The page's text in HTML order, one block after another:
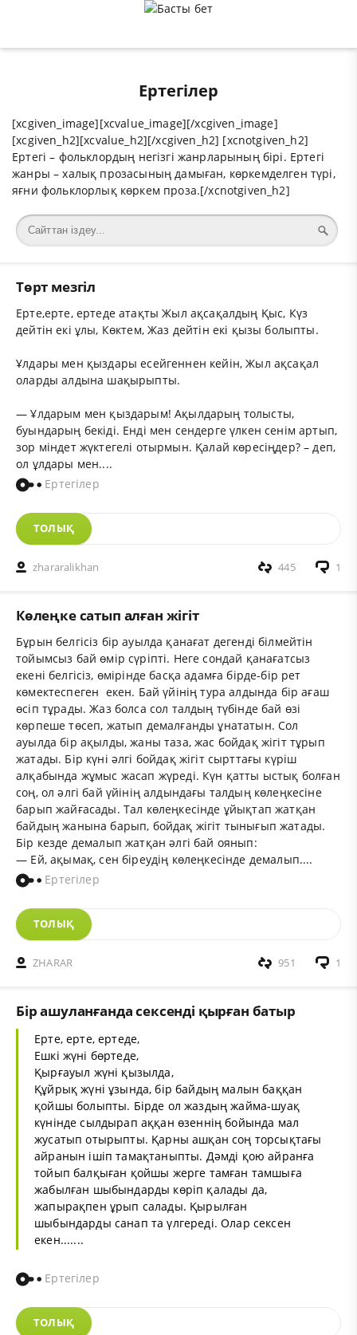
Ертегілер
[xcgiven_image][xcvalue_image][/xcgiven_image]
[xcgiven_h2][xcvalue_h2][/xcgiven_h2] [xcnotgiven_h2]
Ертегі – фольклордың негізгі жанрларының бірі. Ертегі
жанры – халық прозасының дамыған, көркемделген түрі,
яғни фольклорлық көркем проза.[/xcnotgiven_h2]
Төрт мезгіл
Ерте,ерте, ертеде атақты Жыл ақсақалдың Қыс, Күз
дейтін екі ұлы, Көктем, Жаз дейтін екі қызы болыпты.
Ұлдары мен қыздары есейгеннен кейін, Жыл ақсақал
оларды алдына шақырыпты.
— Ұлдарым мен қыздарым! Ақылдарың толысты,
буындарың бекіді. Енді мен сендерге үлкен сенім артып,
зор міндет жүктегелі отырмын. Қалай көресіңдер? – деп,
ол ұлдары мен....
Ертегілер
ТОЛЫҚ
zhararalikhan 1
445
Көлеңке сатып алған жігіт
Бұрын белгісіз бір ауылда қанағат дегенді білмейтін
тойымсыз бай өмір сүріпті. Неге сондай қанағатсыз
екені белгісіз, өмірінде басқа адамға бірде-бір рет
көмектеспеген екен. Бай үйінің тура алдында бір ағаш
өсіп тұрады. Жаз болса сол талдың түбінде бай өзі
көрпеше төсеп, жатып демалғанды ұнататын. Сол
ауылда бір ақылды, жаны таза, жас бойдақ жігіт тұрып
жатады. Бір күні әлгі бойдақ жігіт сырттағы күріш
алқабында жұмыс жасап жүреді. Күн қатты ыстық болған
соң, ол әлгі бай үйінің алдындағы талдың көлеңкесіне
барып жайғасады. Тал көлеңкесінде ұйықтап жатқан
байдың жанына барып, бойдақ жігіт тынығып жатады.
Бір кезде демалып жатқан әлгі бай оянып:
— Ей, ақымақ, сен біреудің көлеңкесінде демалып....
Ертегілер
ТОЛЫҚ
ZHARAR 1
951
Бір ашуланғанда сексенді қырған батыр
Ерте, ерте, ертеде,
Ешкі жүні бөртеде,
Қырғауыл жүні қызылда,
Құйрық жүні ұзында, бір байдың малын баққан
қойшы болыпты. Бірде ол жаздың жайма-шуақ
күнінде сылдырап аққан өзеннің бойында мал
жусатып отырыпты. Қарны ашқан соң торсықтағы
айранын ішіп тамақтаныпты. Дәмді қою айранға
тойып балқыған қойшы жерге тамған тамшыға
жабылған шыбындарды көріп қалады да,
жапырақпен ұрып салады. Қырылған
шыбындарды санап та үлгереді. Олар сексен
екен.......
Ертегілер
ТОЛЫҚ